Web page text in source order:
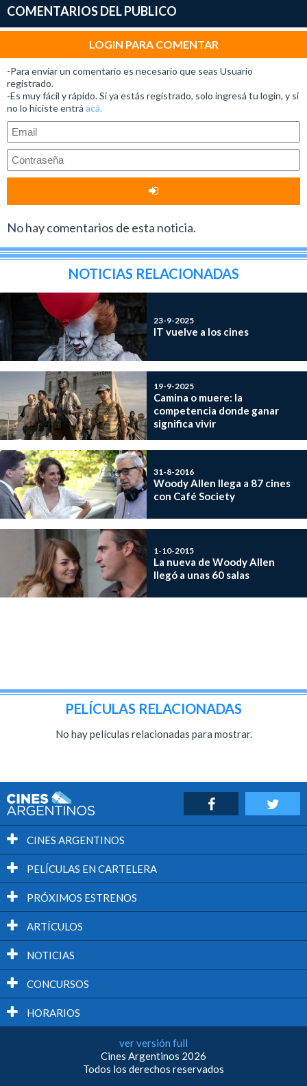
COMENTARIOS DEL PUBLICO
LOGIN PARA COMENTAR
-Para enviar un comentario es necesario que seas Usuario
registrado.
-Es muy fácil y rápido. Si ya estás registrado, solo ingresá tu login, y si
no lo hiciste entrá acá.
No hay comentarios de esta noticia.
NOTICIAS RELACIONADAS
23-9-2025
IT vuelve a los cines
19-9-2025
Camina o muere: la
competencia donde ganar
significa vivir
31-8-2016
Woody Allen llega a 87 cines
con Café Society
1-10-2015
La nueva de Woody Allen
llegó a unas 60 salas
PELÍCULAS RELACIONADAS
No hay películas relacionadas para mostrar.
CINES ARGENTINOS
PELÍCULAS EN CARTELERA
PRÓXIMOS ESTRENOS
ARTÍCULOS
NOTICIAS
CONCURSOS
HORARIOS
ver versión full
Cines Argentinos 2026
Todos los derechos reservados